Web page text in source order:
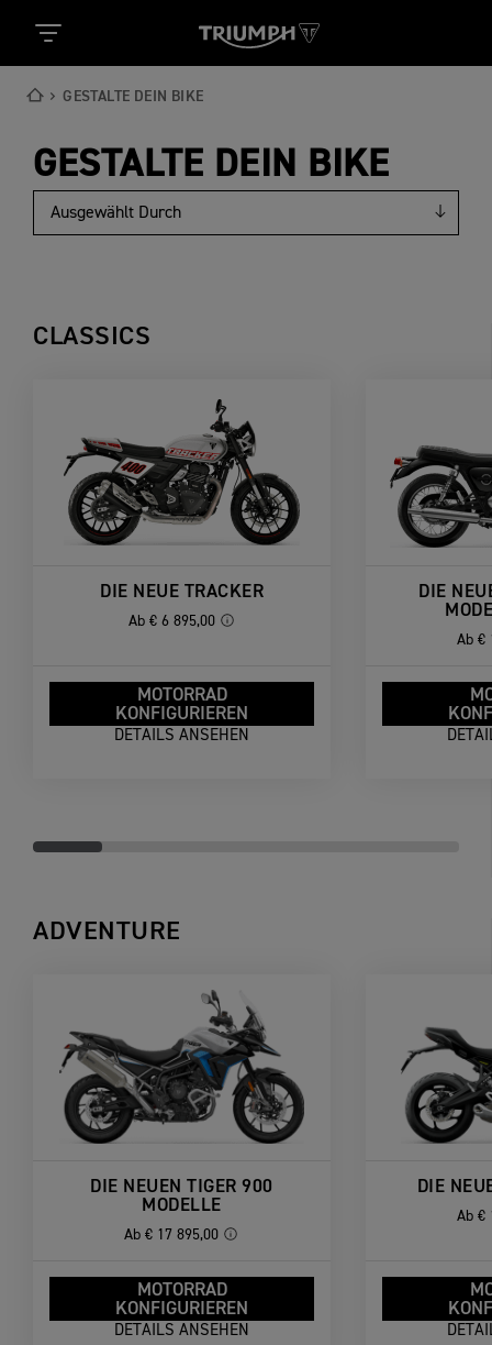
GESTALTE DEIN BIKE
GESTALTE DEIN BIKE
CLASSICS
DIE NEUE TRACKER
Ab € 6 895,00
MOTORRAD
KONFIGURIEREN
DETAILS ANSEHEN
DIE
Ab €
ADVENTURE
DIE NEUEN TIGER 900
MODELLE
Ab € 17 895,00
MOTORRAD
KONFIGURIEREN
DETAILS ANSEHEN
DIE
Ab €